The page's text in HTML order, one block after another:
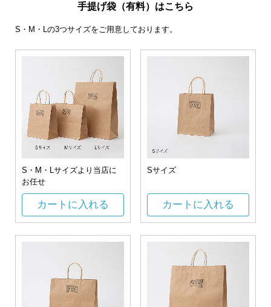
手提げ袋（有料）はこちら
S・M・Lの3つサイズをご用意しております。
S・M・Lサイズより当店に
お任せ
カートに入れる
Sサイズ
カートに入れる